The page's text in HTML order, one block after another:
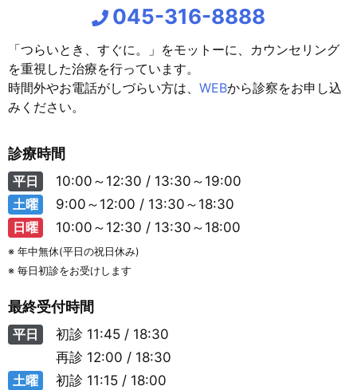
045-316-8888
「つらいとき、すぐに。」をモットーに、カウンセリング
を重視した治療を行っています。
時間外やお電話がしづらい方は、 WEBから診察をお申し込
みください。
診療時間
平日
10:00～12:30 / 13:30～19:00
土曜
9:00～12:00 / 13:30～18:30
日曜
10:00～12:30 / 13:30～18:00
※ 年中無休(平日の祝日休み)
※ 毎日初診をお受けします
最終受付時間
平日 初診 11:45 / 18:30
再診 12:00 / 18:30
土曜
初診 11:15 / 18:00